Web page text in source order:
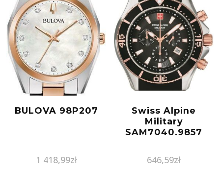
BULOVA 98P207
1 418,99zł
Swiss Alpine
Military
SAM7040.9857
646,59zł